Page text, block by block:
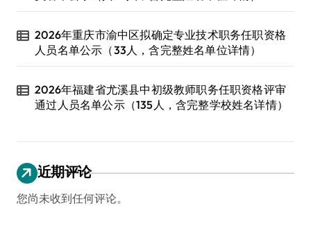
2026年重庆市渝中区拟确定专业技术职务任职资格
人员名单公示（33人，含完整姓名单位详情）
2026年福建省尤溪县中初级教师职务任职资格评审
通过人员名单公示（135人，含完整学校姓名详情）
近期评论
您尚未收到任何评论。